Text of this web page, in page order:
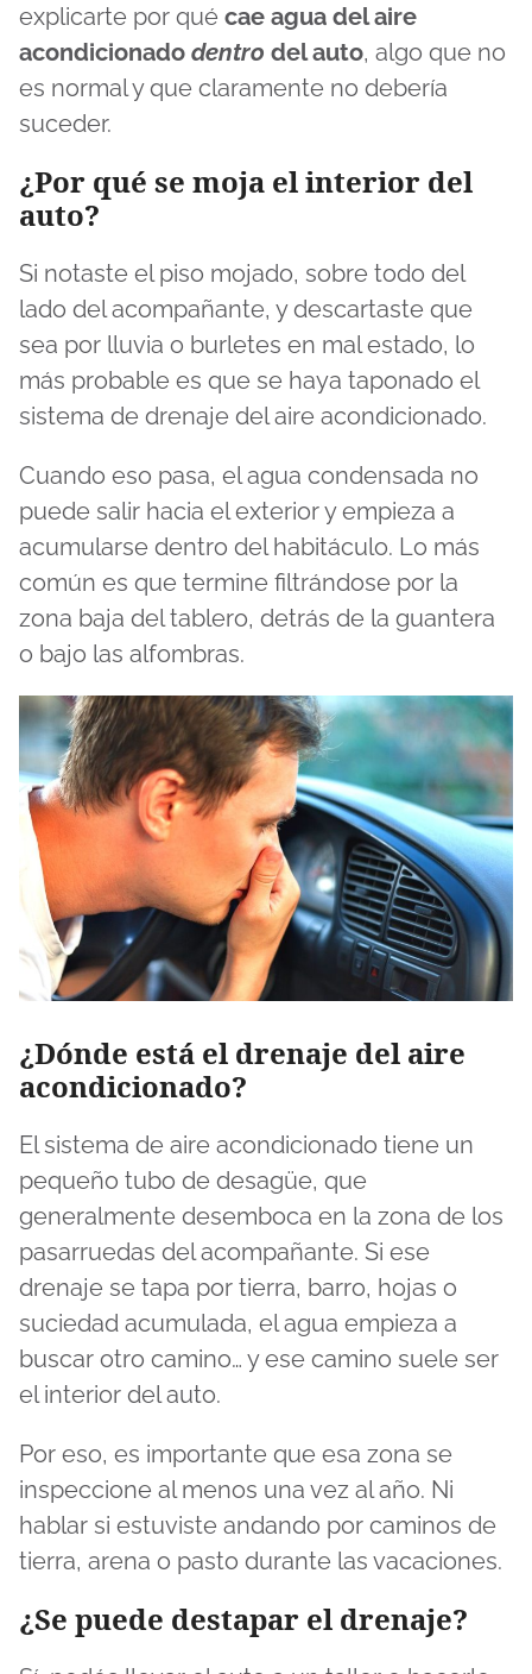
explicarte por qué cae agua del aire
acondicionado dentro del auto, algo que no
es normal y que claramente no debería
suceder.
¿Por qué se moja el interior del
auto?
Si notaste el piso mojado, sobre todo del
lado del acompañante, y descartaste que
sea por lluvia o burletes en mal estado, lo
más probable es que se haya taponado el
sistema de drenaje del aire acondicionado.
Cuando eso pasa, el agua condensada no
puede salir hacia el exterior y empieza a
acumularse dentro del habitáculo. Lo más
común es que termine filtrándose por la
zona baja del tablero, detrás de la guantera
o bajo las alfombras.
¿Dónde está el drenaje del aire
acondicionado?
El sistema de aire acondicionado tiene un
pequeño tubo de desagüe, que
generalmente desemboca en la zona de los
pasarruedas del acompañante. Si ese
drenaje se tapa por tierra, barro, hojas o
suciedad acumulada, el agua empieza a
buscar otro camino… y ese camino suele ser
el interior del auto.
Por eso, es importante que esa zona se
inspeccione al menos una vez al año. Ni
hablar si estuviste andando por caminos de
tierra, arena o pasto durante las vacaciones.
¿Se puede destapar el drenaje?